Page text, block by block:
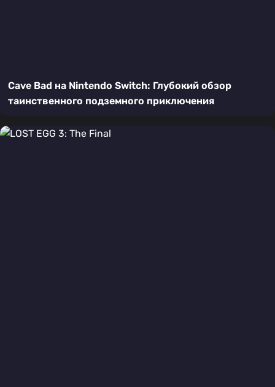
Cave Bad на Nintendo Switch: Глубокий обзор
таинственного подземного приключения